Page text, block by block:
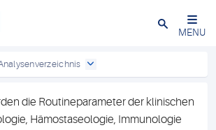
Close
MENU
die Routineparameter der klinischen
Hämostaseologie, Immunologie